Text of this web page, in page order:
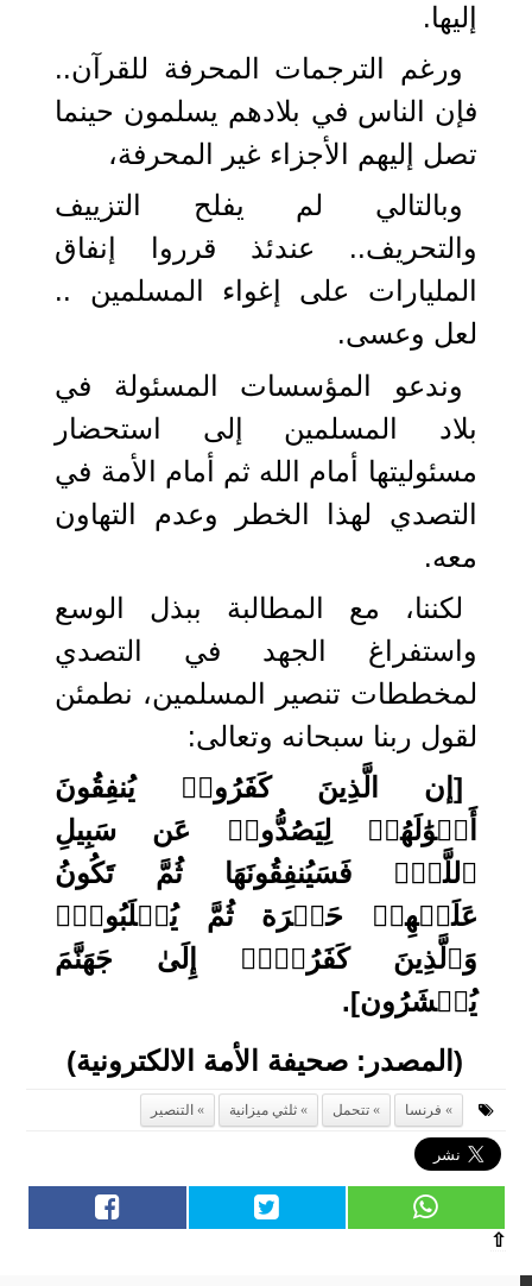
إليها.
ورغم الترجمات المحرفة للقرآن..
فإن الناس في بلادهم يسلمون حينما
تصل إليهم الأجزاء غير المحرفة،
وبالتالي لم يفلح التزييف
والتحريف.. عندئذ قرروا إنفاق
المليارات على إغواء المسلمين ..
لعل وعسى.
وندعو المؤسسات المسئولة في
بلاد المسلمين إلى استحضار
مسئوليتها أمام الله ثم أمام الأمة في
التصدي لهذا الخطر وعدم التهاون
معه.
لكننا، مع المطالبة ببذل الوسع
واستفراغ الجهد في التصدي
لمخططات تنصير المسلمين، نطمئن
لقول ربنا سبحانه وتعالى:
[إن الَّذِینَ كَفَرُوا۟ یُنفِقُونَ
أَمۡوَٰلَهُمۡ لِیَصُدُّوا۟ عَن سَبِیلِ
ٱللَّهِۚ فَسَیُنفِقُونَهَا ثُمَّ تَكُونُ
عَلَیۡهِمۡ حَسۡرَة ثُمَّ یُغۡلَبُونَۗ
وَٱلَّذِینَ كَفَرُوۤا۟ إِلَىٰ جَهَنَّمَ
یُحۡشَرُون].
(المصدر: صحيفة الأمة الالكترونية)
فرنسا تتحمل ثلثي ميزانية التنصير
⇧